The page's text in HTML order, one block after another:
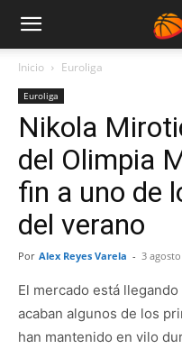
Inicio Euroliga
Euroliga
Nikola
del Olimpia
fin a uno de
del verano
Por Alex Reyes Varela - 3
El mercado está
acaban algunos de los
han mantenido en vilo